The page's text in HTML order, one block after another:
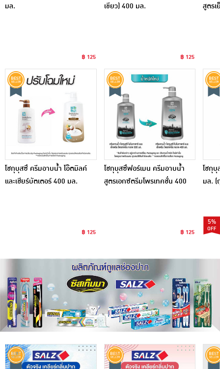
มล.
฿ 125
โชกุบุสซึ ครีมอาบน้ำ โอ๊ตมิลค์
และเชียร์บัตเตอร์ 400 มล.
฿ 125
เขียว) 400 มล.
฿ 125
โชกุบุสซึฟอร์เมน ครีมอาบน้ำ
สูตรเอกซ์ตรีมโพรเทคชั่น 400
฿ 125
สูตร
โชกุ
มล. (
5%